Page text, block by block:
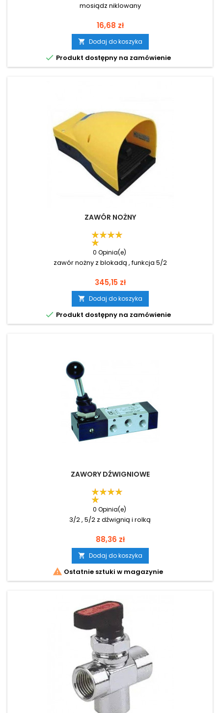
mosiądz niklowany
Cena
16,68 zł
 Dodaj do koszyka
 Produkt dostępny na zamówienie
ZAWÓR NOŻNY
0 Opinia(e)
zawór nożny z blokadą , funkcja 5/2
Cena
345,15 zł
 Dodaj do koszyka
 Produkt dostępny na zamówienie
ZAWORY DŹWIGNIOWE
0 Opinia(e)
3/2 , 5/2 z dźwignią i rolką
Cena
88,36 zł
 Dodaj do koszyka
 Ostatnie sztuki w magazynie